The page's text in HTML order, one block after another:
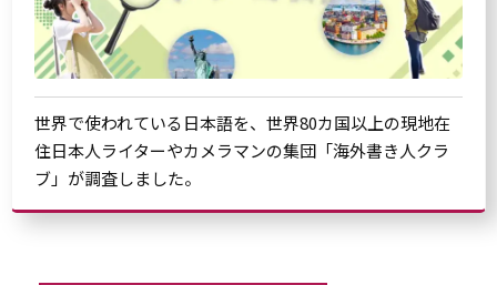
世界で使われている日本語を、世界80カ国以上の現地在
住日本人ライターやカメラマンの集団「海外書き人クラ
ブ」が調査しました。